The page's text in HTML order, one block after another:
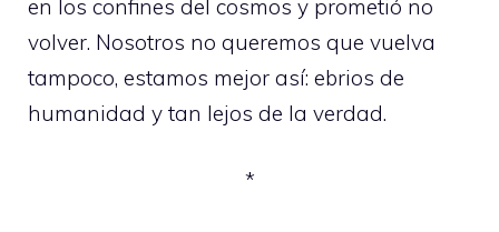
en los confines del cosmos y prometió no
volver. Nosotros no queremos que vuelva
tampoco, estamos mejor así: ebrios de
humanidad y tan lejos de la verdad.
*